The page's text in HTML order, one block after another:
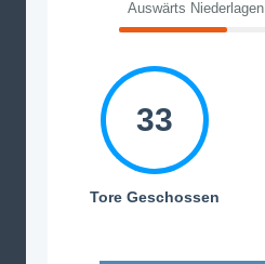
Auswärts Niederlagen
33
Tore Geschossen